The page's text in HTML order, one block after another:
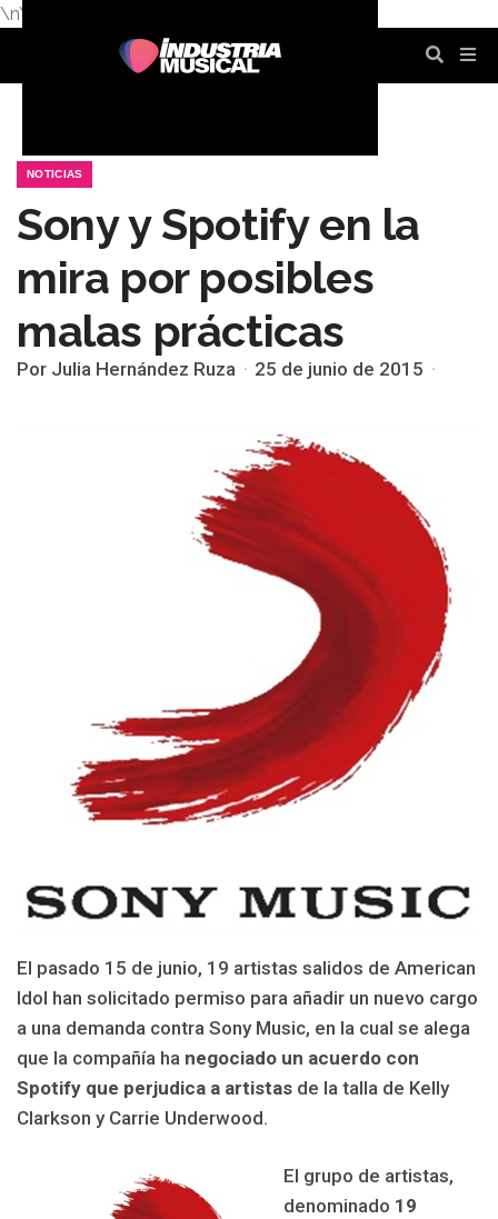
\n\n
NOTICIAS
Sony y Spotify en la
mira por posibles
malas prácticas
Por Julia Hernández Ruza 25 de junio de 2015
El pasado 15 de junio, 19 artistas salidos de American
Idol han solicitado permiso para añadir un nuevo cargo
a una demanda contra Sony Music, en la cual se alega
que la compañía ha negociado un acuerdo con
Spotify que perjudica a artistas de la talla de Kelly
Clarkson y Carrie Underwood.
El grupo de artistas,
denominado 19